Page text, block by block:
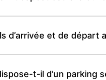
d’arrivée et de départ
t-il d’un parking